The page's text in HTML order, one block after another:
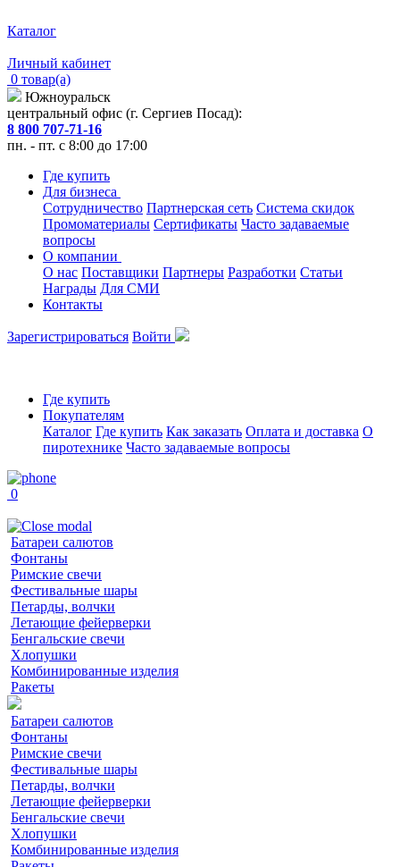
Каталог
Личный кабинет
0 товар(а)
Южноуральск
центральный офис (г. Сергиев Посад):
8 800 707-71-16
пн. - пт. с 8:00 до 17:00
Где купить
Для бизнеса
Сотрудничество Партнерская сеть Система скидок
Промоматериалы Сертификаты Часто задаваемые
вопросы
О компании
О нас Поставщики Партнеры Разработки Статьи
Награды Для СМИ
Контакты
Зарегистрироваться Войти
Где купить
Покупателям
Каталог Где купить Как заказать Оплата и доставка О
пиротехнике Часто задаваемые вопросы
0
Батареи салютов
Фонтаны
Римские свечи
Фестивальные шары
Петарды, волчки
Летающие фейерверки
Бенгальские свечи
Хлопушки
Комбинированные изделия
Ракеты
Батареи салютов
Фонтаны
Римские свечи
Фестивальные шары
Петарды, волчки
Летающие фейерверки
Бенгальские свечи
Хлопушки
Комбинированные изделия